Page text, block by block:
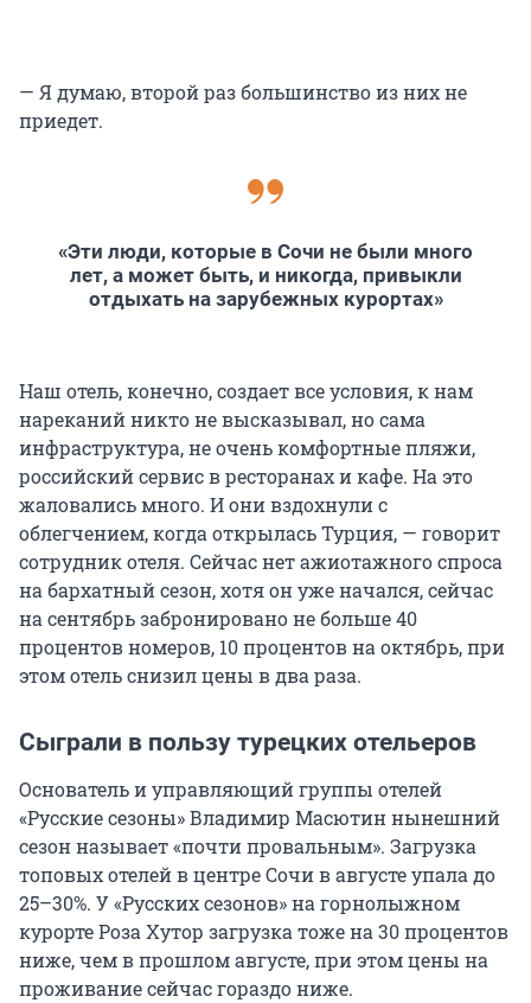
— Я думаю, второй раз большинство из них не
приедет.
«Эти люди, которые в Сочи не были много
лет, а может быть, и никогда, привыкли
отдыхать на зарубежных курортах»
Наш отель, конечно, создает все условия, к нам
нареканий никто не высказывал, но сама
инфраструктура, не очень комфортные пляжи,
российский сервис в ресторанах и кафе. На это
жаловались много. И они вздохнули с
облегчением, когда открылась Турция, — говорит
сотрудник отеля. Сейчас нет ажиотажного спроса
на бархатный сезон, хотя он уже начался, сейчас
на сентябрь забронировано не больше 40
процентов номеров, 10 процентов на октябрь, при
этом отель снизил цены в два раза.
Сыграли в пользу турецких отельеров
Основатель и управляющий группы отелей
«Русские сезоны» Владимир Масютин нынешний
сезон называет «почти провальным». Загрузка
топовых отелей в центре Сочи в августе упала до
25–30%. У «Русских сезонов» на горнолыжном
курорте Роза Хутор загрузка тоже на 30 процентов
ниже, чем в прошлом августе, при этом цены на
проживание сейчас гораздо ниже.